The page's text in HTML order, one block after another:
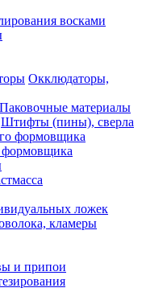
восками
Окклюдаторы,
Паковочные материалы
Штифты (пины), сверла
формовщика
ложек
кламеры
и припои